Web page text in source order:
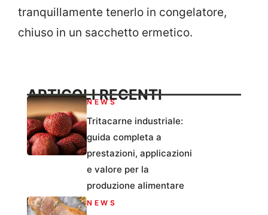
tranquillamente tenerlo in congelatore,
chiuso in un sacchetto ermetico.
ARTICOLI RECENTI
NEWS
Tritacarne industriale:
guida completa a
prestazioni, applicazioni
e valore per la
produzione alimentare
NEWS